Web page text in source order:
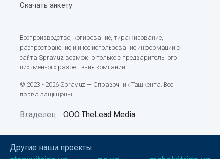
Скачать анкету
Воспроизводство, копирование, тиражирование,
распространение и иное использование информации с
сайта Sprav.uz возможно только с предварительного
письменного разрешения компании.
© 2023 - 2026 Sprav.uz — Справочник Ташкента. Все
права защищены.
Владелец ООО TheLead Media
Другие наши проекты